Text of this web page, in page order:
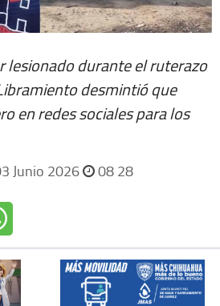
lesionado durante el ruterazo
desmintió que
en redes sociales para los
Junio 2026 08 28